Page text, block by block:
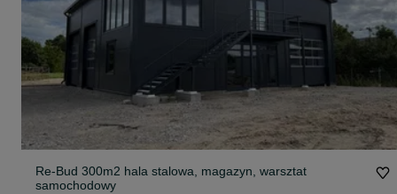
Re-Bud 300m2 hala stalowa, magazyn, warsztat
samochodowy